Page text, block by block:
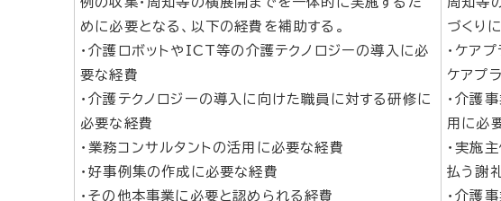
めに必要となる、以下の経費を補助する。
・介護ロボットやICT等の介護テクノロジーの導入に必
要な経費
・介護テクノロジーの導入に向けた職員に対する研修に
必要な経費
・業務コンサルタントの活用に必要な経費
・好事例集の作成に必要な経費
・その他本事業に必要と認められる経費
づくり
・ケア
ケアプ
・介護
用に必
・実施
払う謝
・介護